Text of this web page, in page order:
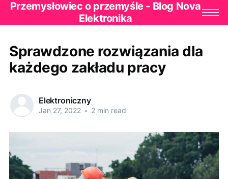
Przemysłowiec o przemyśle - Blog Nova
Elektronika
Sprawdzone rozwiązania dla
każdego zakładu pracy
Elektroniczny
Jan 27, 2022 • 2 min read